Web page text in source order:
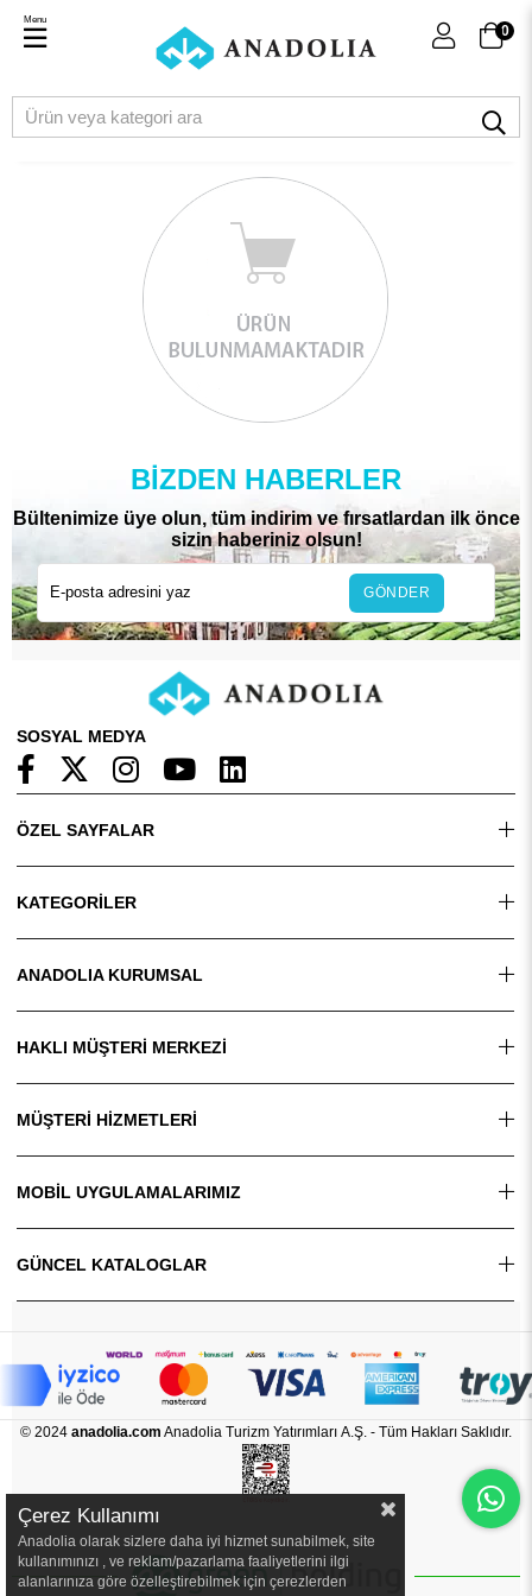
0
Menu
BIZDEN HABERLER
Bültenimize üye olun, tüm indirim ve fırsatlardan ilk önce
sizin haberiniz olsun!
GÖNDER
SOSYAL MEDYA
ÖZEL SAYFALAR
KATEGORİLER
ANADOLIA KURUMSAL
HAKLI MÜŞTERİ MERKEZİ
MÜŞTERİ HİZMETLERİ
MOBİL UYGULAMALARIMIZ
GÜNCEL KATALOGLAR
© 2024 anadolia.com Anadolia Turizm Yatırımları A.Ş. - Tüm Hakları Saklıdır.
Çerez Kullanımı
Anadolia olarak sizlere daha iyi hizmet sunabilmek, site
kullanımınızı , ve reklam/pazarlama faaliyetlerini ilgi
alanlarınıza göre özelleştirebilmek için çerezlerden